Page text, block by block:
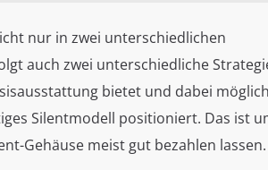
nur in zwei unterschiedlichen
auch zwei unterschiedliche
bietet und dabei
Silentmodell positioniert. Das ist
Gehäuse meist gut bezahlen lassen.